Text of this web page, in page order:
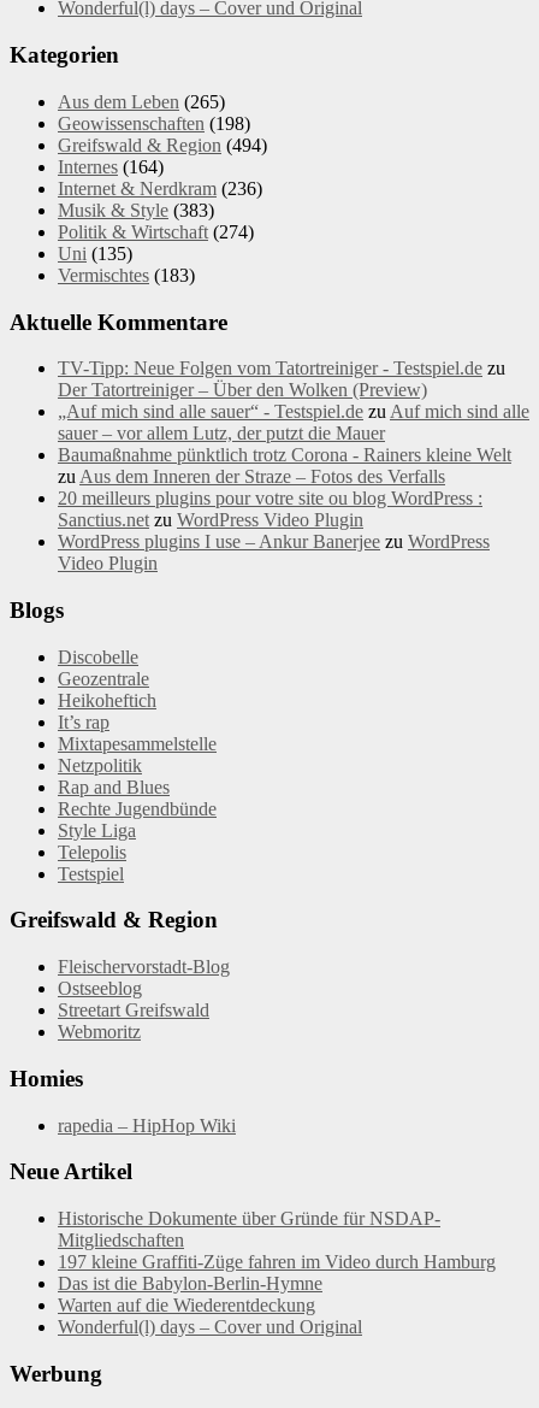
Wonderful(l) days – Cover und Original
Kategorien
Aus dem Leben (265)
Geowissenschaften (198)
Greifswald & Region (494)
Internes (164)
Internet & Nerdkram (236)
Musik & Style (383)
Politik & Wirtschaft (274)
Uni (135)
Vermischtes (183)
Aktuelle Kommentare
TV-Tipp: Neue Folgen vom Tatortreiniger - Testspiel.de zu
Der Tatortreiniger – Über den Wolken (Preview)
„Auf mich sind alle sauer“ - Testspiel.de zu Auf mich sind alle
sauer – vor allem Lutz, der putzt die Mauer
Baumaßnahme pünktlich trotz Corona - Rainers kleine Welt
zu Aus dem Inneren der Straze – Fotos des Verfalls
20 meilleurs plugins pour votre site ou blog WordPress :
Sanctius.net zu WordPress Video Plugin
WordPress plugins I use – Ankur Banerjee zu WordPress
Video Plugin
Blogs
Discobelle
Geozentrale
Heikoheftich
It’s rap
Mixtapesammelstelle
Netzpolitik
Rap and Blues
Rechte Jugendbünde
Style Liga
Telepolis
Testspiel
Greifswald & Region
Fleischervorstadt-Blog
Ostseeblog
Streetart Greifswald
Webmoritz
Homies
rapedia – HipHop Wiki
Neue Artikel
Historische Dokumente über Gründe für NSDAP-
Mitgliedschaften
197 kleine Graffiti-Züge fahren im Video durch Hamburg
Das ist die Babylon-Berlin-Hymne
Warten auf die Wiederentdeckung
Wonderful(l) days – Cover und Original
Werbung